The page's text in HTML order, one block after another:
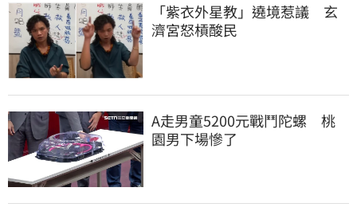
「紫衣外星教」遶境惹議　玄
濟宮怒槓酸民
A走男童5200元戰鬥陀螺　桃
園男下場慘了